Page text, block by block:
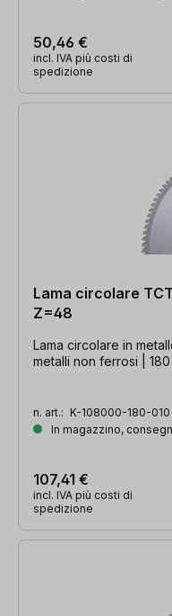
50,46 €
incl. IVA più costi di
spedizione
Lama circolare
Z=48
Lama circolare in
metalli non ferrosi |
n. art.: K-108000-180-010
In magazzino,
107,41 €
incl. IVA più costi di
spedizione